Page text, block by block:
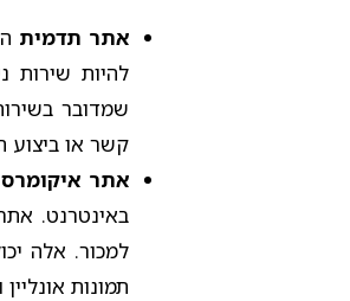
אתר תדמית
להיות שירות
שמדובר
קשר או ביצוע
אתר איקומרס
באינטרנט.
למכור. אלה
תמונות אונליין